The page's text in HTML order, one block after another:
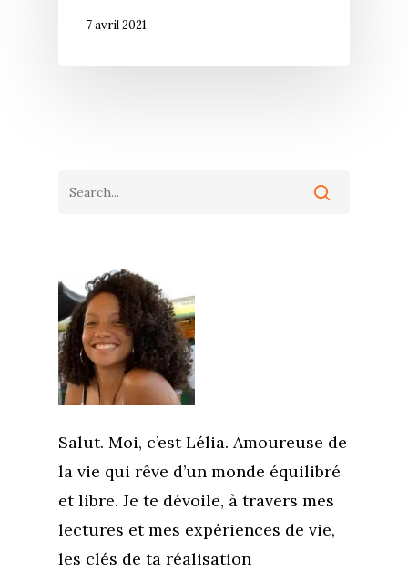
7 avril 2021
Salut. Moi, c’est Lélia. Amoureuse de
la vie qui rêve d’un monde équilibré
et libre. Je te dévoile, à travers mes
lectures et mes expériences de vie,
les clés de ta réalisation